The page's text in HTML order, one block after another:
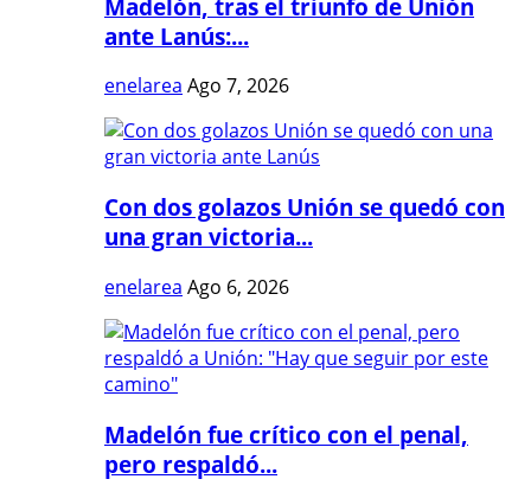
Madelón, tras el triunfo de Unión
ante Lanús:...
enelarea Ago 7, 2026
Con dos golazos Unión se quedó con
una gran victoria...
enelarea Ago 6, 2026
Madelón fue crítico con el penal,
pero respaldó...